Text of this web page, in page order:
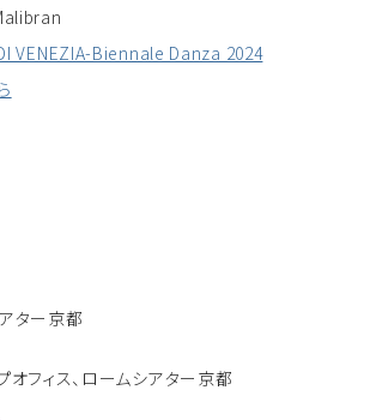
VENEZIA-Biennale Danza 2024
ター京都
オフィス、ロームシアター京都